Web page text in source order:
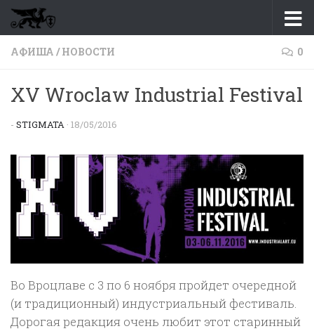
Перейти к содержимому
АФИША / НОВОСТИ 0
XV Wroclaw Industrial Festival
- STIGMATA · 18/05/2016
Во Вроцлаве с 3 по 6 ноября пройдет очередной
(и традиционный) индустриальный фестиваль.
Дорогая редакция очень любит этот старинный